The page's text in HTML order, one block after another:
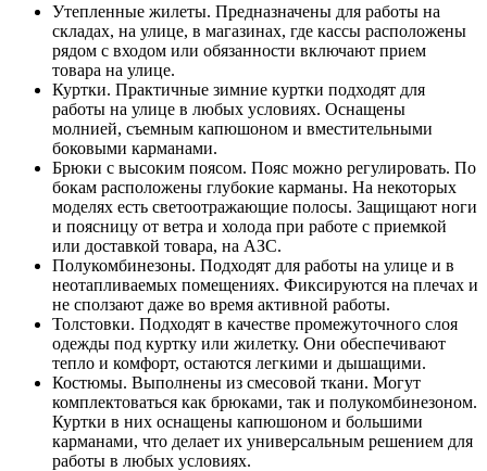
Утепленные жилеты. Предназначены для работы на
складах, на улице, в магазинах, где кассы расположены
рядом с входом или обязанности включают прием
товара на улице.
Куртки. Практичные зимние куртки подходят для
работы на улице в любых условиях. Оснащены
молнией, съемным капюшоном и вместительными
боковыми карманами.
Брюки с высоким поясом. Пояс можно регулировать. По
бокам расположены глубокие карманы. На некоторых
моделях есть светоотражающие полосы. Защищают ноги
и поясницу от ветра и холода при работе с приемкой
или доставкой товара, на АЗС.
Полукомбинезоны. Подходят для работы на улице и в
неотапливаемых помещениях. Фиксируются на плечах и
не сползают даже во время активной работы.
Толстовки. Подходят в качестве промежуточного слоя
одежды под куртку или жилетку. Они обеспечивают
тепло и комфорт, остаются легкими и дышащими.
Костюмы. Выполнены из смесовой ткани. Могут
комплектоваться как брюками, так и полукомбинезоном.
Куртки в них оснащены капюшоном и большими
карманами, что делает их универсальным решением для
работы в любых условиях.